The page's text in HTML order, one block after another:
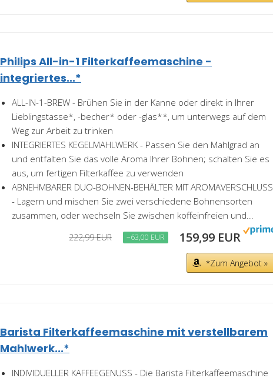
Philips All-in-1 Filterkaffeemaschine -
integriertes...*
ALL-IN-1-BREW - Brühen Sie in der Kanne oder direkt in Ihrer
Lieblingstasse*, -becher* oder -glas**, um unterwegs auf dem
Weg zur Arbeit zu trinken
INTEGRIERTES KEGELMAHLWERK - Passen Sie den Mahlgrad an
und entfalten Sie das volle Aroma Ihrer Bohnen; schalten Sie es
aus, um fertigen Filterkaffee zu verwenden
ABNEHMBARER DUO-BOHNEN-BEHÄLTER MIT AROMAVERSCHLUSS
- Lagern und mischen Sie zwei verschiedene Bohnensorten
zusammen, oder wechseln Sie zwischen koffeinfreien und...
222,99 EUR −63,00 EUR 159,99 EUR
*Zum Angebot »
Barista Filterkaffeemaschine mit verstellbarem
Mahlwerk...*
INDIVIDUELLER KAFFEEGENUSS - Die Barista Filterkaffeemaschine